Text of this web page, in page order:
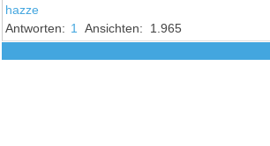
hazze
1
1.965